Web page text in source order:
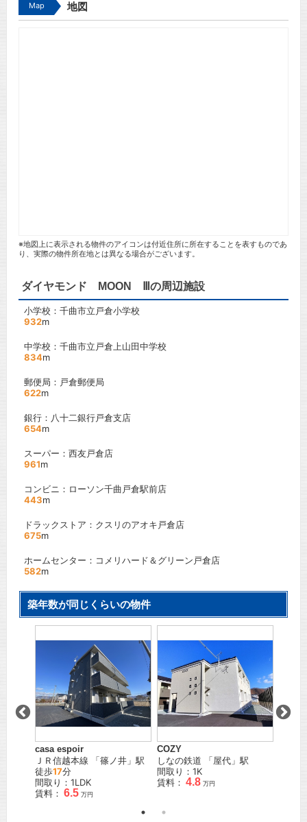
Map 地図
※地図上に表示される物件のアイコンは付近住所に所在することを表すものであ
り、実際の物件所在地とは異なる場合がございます。
ダイヤモンド MOON Ⅲの周辺施設
小学校：千曲市立戸倉小学校
932m
中学校：千曲市立戸倉上山田中学校
834m
郵便局：戸倉郵便局
622m
銀行：八十二銀行戸倉支店
654m
スーパー：西友戸倉店
961m
コンビニ：ローソン千曲戸倉駅前店
443m
ドラックストア：クスリのアオキ戸倉店
675m
ホームセンター：コメリハード＆グリーン戸倉店
582m
築年数が同じくらいの物件
casa espoir
ＪＲ信越本線 「篠ノ井 」駅
徒歩17分
間取り：1LDK
賃料： 6.5 万円
COZY
しなの鉄道 「屋代 」駅
間取り：1K
賃料： 4.8 万円